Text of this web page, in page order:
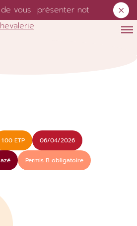
vous présenter notre nouveau
1.00 ETP 06/04/2026
Permis B obligatoire